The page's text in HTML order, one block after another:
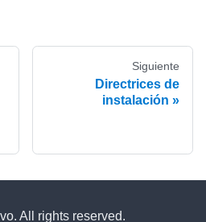
Siguiente
Directrices de
instalación
All rights reserved.